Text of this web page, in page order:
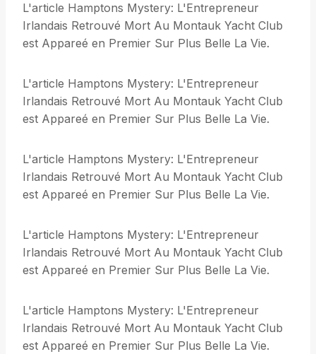
L'article Hamptons Mystery: L'Entrepreneur
Irlandais Retrouvé Mort Au Montauk Yacht Club
est Appareé en Premier Sur Plus Belle La Vie.
L'article Hamptons Mystery: L'Entrepreneur
Irlandais Retrouvé Mort Au Montauk Yacht Club
est Appareé en Premier Sur Plus Belle La Vie.
L'article Hamptons Mystery: L'Entrepreneur
Irlandais Retrouvé Mort Au Montauk Yacht Club
est Appareé en Premier Sur Plus Belle La Vie.
L'article Hamptons Mystery: L'Entrepreneur
Irlandais Retrouvé Mort Au Montauk Yacht Club
est Appareé en Premier Sur Plus Belle La Vie.
L'article Hamptons Mystery: L'Entrepreneur
Irlandais Retrouvé Mort Au Montauk Yacht Club
est Appareé en Premier Sur Plus Belle La Vie.